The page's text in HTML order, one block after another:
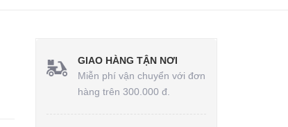
GIAO HÀNG TẬN NƠI
Miễn phí vận chuyển với đơn
hàng trên 300.000 đ.